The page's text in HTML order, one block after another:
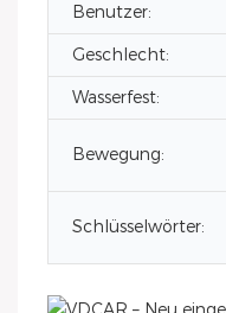
Benutzer:
Geschlecht:
Wasserfest:
Bewegung:
Schlüsselwörter: